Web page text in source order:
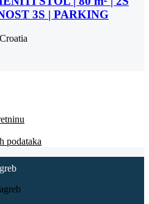
3S | PARKING
podataka